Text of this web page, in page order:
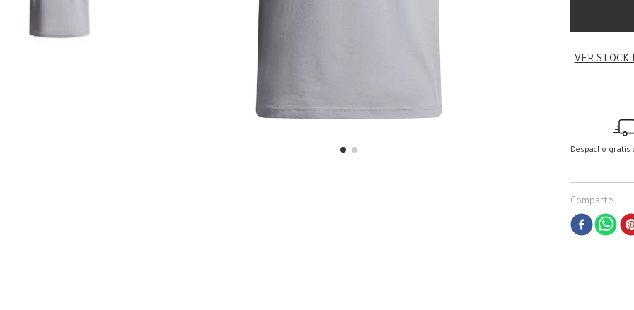
VER STOCK
Despacho gratis
Comparte